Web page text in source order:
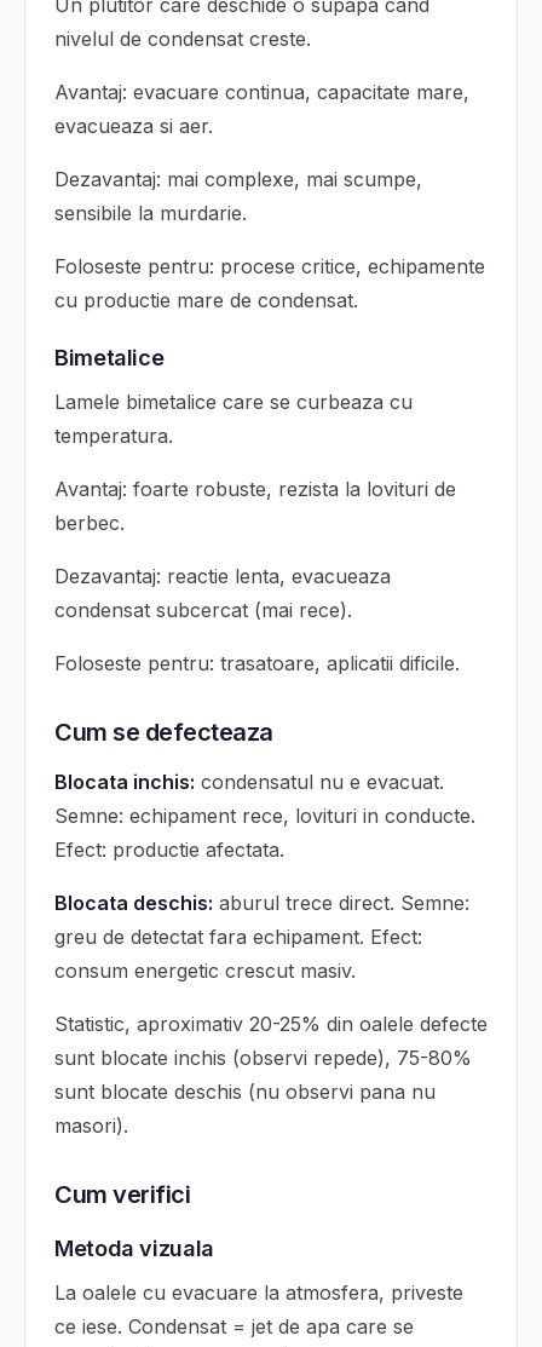
Un plutitor care deschide o supapa cand
nivelul de condensat creste.
Avantaj: evacuare continua, capacitate mare,
evacueaza si aer.
Dezavantaj: mai complexe, mai scumpe,
sensibile la murdarie.
Foloseste pentru: procese critice, echipamente
cu productie mare de condensat.
Bimetalice
Lamele bimetalice care se curbeaza cu
temperatura.
Avantaj: foarte robuste, rezista la lovituri de
berbec.
Dezavantaj: reactie lenta, evacueaza
condensat subcercat (mai rece).
Foloseste pentru: trasatoare, aplicatii dificile.
Cum se defecteaza
Blocata inchis: condensatul nu e evacuat.
Semne: echipament rece, lovituri in conducte.
Efect: productie afectata.
Blocata deschis: aburul trece direct. Semne:
greu de detectat fara echipament. Efect:
consum energetic crescut masiv.
Statistic, aproximativ 20-25% din oalele defecte
sunt blocate inchis (observi repede), 75-80%
sunt blocate deschis (nu observi pana nu
masori).
Cum verifici
Metoda vizuala
La oalele cu evacuare la atmosfera, priveste
ce iese. Condensat = jet de apa care se